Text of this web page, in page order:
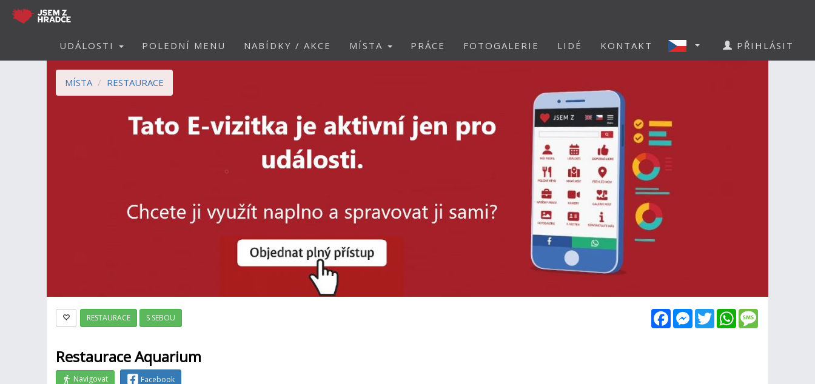
UDÁLOSTI POLEDNÍ MENU NABÍDKY / AKCE MÍSTA PRÁCE FOTOGALERIE LIDÉ KONTAKT PŘIHLÁSIT
MÍSTA RESTAURACE
FacebookMessenger
TwitterWhatsApp
RESTAURACE S SEBOU
Restaurace Aquarium
Navigovat Facebook